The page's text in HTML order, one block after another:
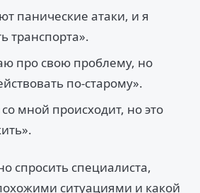
панические атаки, и я
транспорта».
про свою проблему, но
по-старому».
мной происходит, но это
спросить специалиста,
ситуациями и какой